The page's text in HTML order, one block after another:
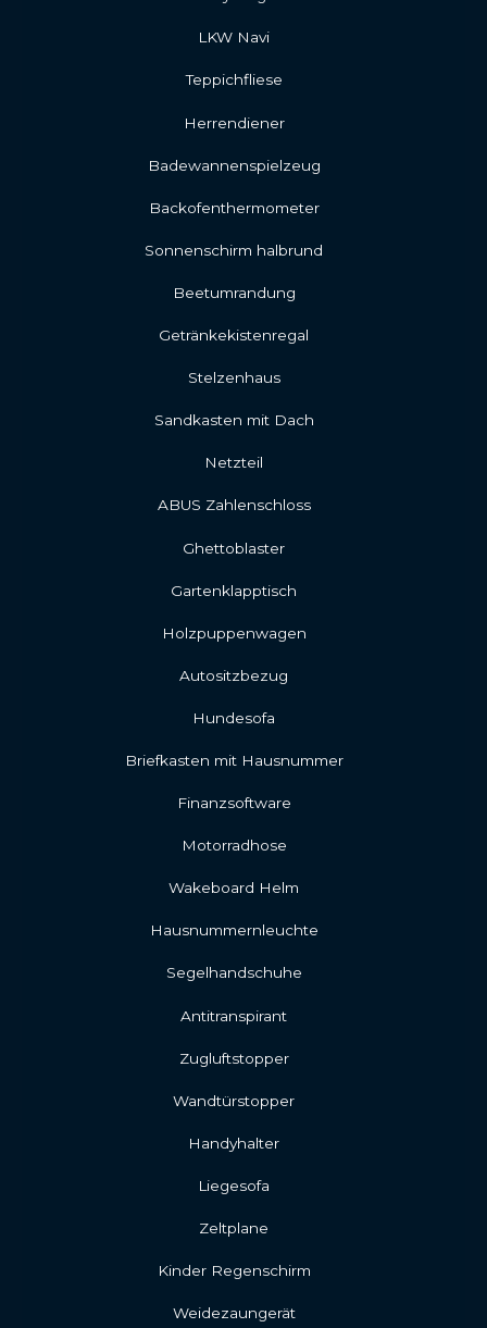
LKW Navi
Teppichfliese
Herrendiener
Badewannenspielzeug
Backofenthermometer
Sonnenschirm halbrund
Beetumrandung
Getränkekistenregal
Stelzenhaus
Sandkasten mit Dach
Netzteil
ABUS Zahlenschloss
Ghettoblaster
Gartenklapptisch
Holzpuppenwagen
Autositzbezug
Hundesofa
Briefkasten mit Hausnummer
Finanzsoftware
Motorradhose
Wakeboard Helm
Hausnummernleuchte
Segelhandschuhe
Antitranspirant
Zugluftstopper
Wandtürstopper
Handyhalter
Liegesofa
Zeltplane
Kinder Regenschirm
Weidezaungerät